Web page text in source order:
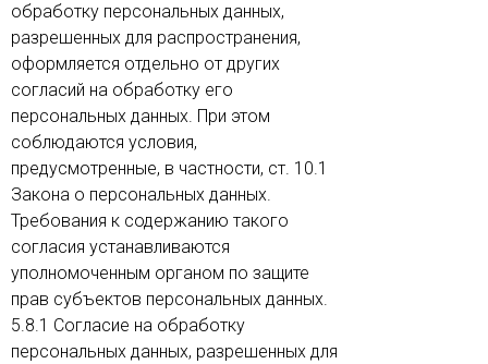
обработку персональных данных,
разрешенных для распространения,
оформляется отдельно от других
согласий на обработку его
персональных данных. При этом
соблюдаются условия,
предусмотренные, в частности, ст. 10.1
Закона о персональных данных.
Требования к содержанию такого
согласия устанавливаются
уполномоченным органом по защите
прав субъектов персональных данных.
5.8.1 Согласие на обработку
персональных данных, разрешенных для